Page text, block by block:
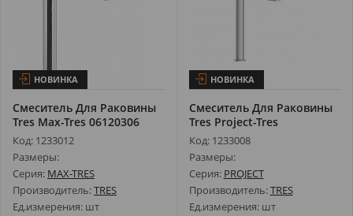
НОВИНКА
Смеситель Для Раковины
Tres Max-Tres 06120306
Код: 1233012
Размеры:
Серия: MAX-TRES
Производитель:TRES
Ед.измерения: шт
НОВИНКА
Смеситель Для Раковины
Tres Project-Tres
21180302ACD
Код: 1233008
Размеры:
Серия: PROJECT
Производитель:TRES
Ед.измерения: шт